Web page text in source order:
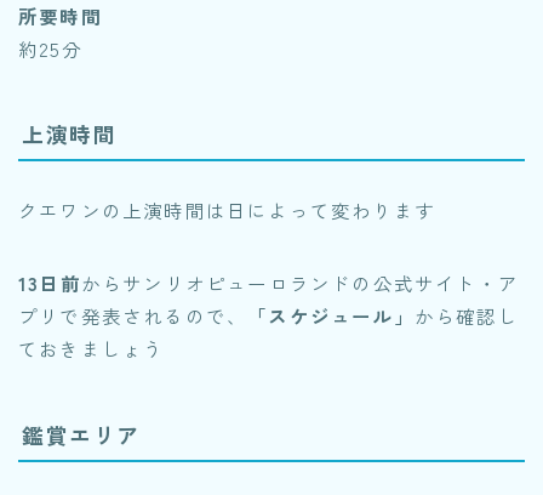
所要時間
約25分
上演時間
クエワンの上演時間は日によって変わります
13日前からサンリオピューロランドの公式サイト・ア
プリで発表されるので、
「スケジュール」 から確認し
ておきましょう
鑑賞エリア